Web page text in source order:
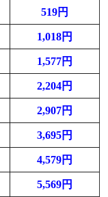
519円
1,018円
1,577円
2,204円
2,907円
3,695円
4,579円
5,569円